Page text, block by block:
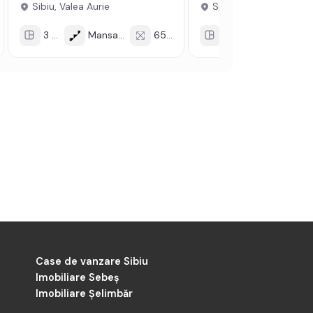
Sibiu, Valea Aurie
3 cam Mansarda/4 65 mp
Sibiu, Selimbar
Case de vanzare Sibiu
Imobiliare Sebeș
Imobiliare Șelimbăr